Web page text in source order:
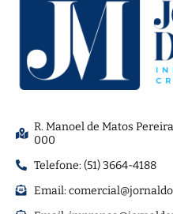
R. Manoel de Matos
000
Telefone: (51) 3664-4188
Email: